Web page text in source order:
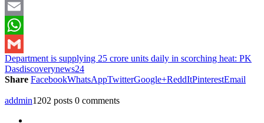
Twitter
Email
WhatsApp
Gmail
Department is supplying 25 crore units daily in scorching heat: PK
Dasdiscoverynews24
Share FacebookWhatsAppTwitterGoogle+ReddItPinterestEmail
addmin1202 posts 0 comments